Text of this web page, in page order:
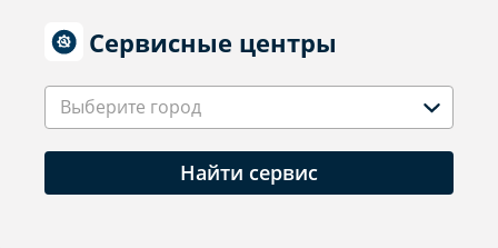
Сервисные центры
Выберите город
Найти сервис